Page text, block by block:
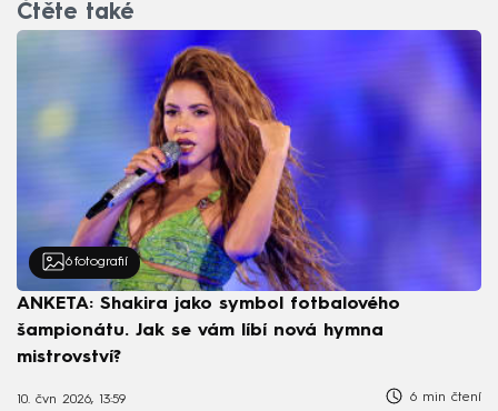
Čtěte také
6 fotografií
ANKETA: Shakira jako symbol fotbalového
šampionátu. Jak se vám líbí nová hymna
mistrovství?
10. čvn 2026, 13:59 6 min čtení